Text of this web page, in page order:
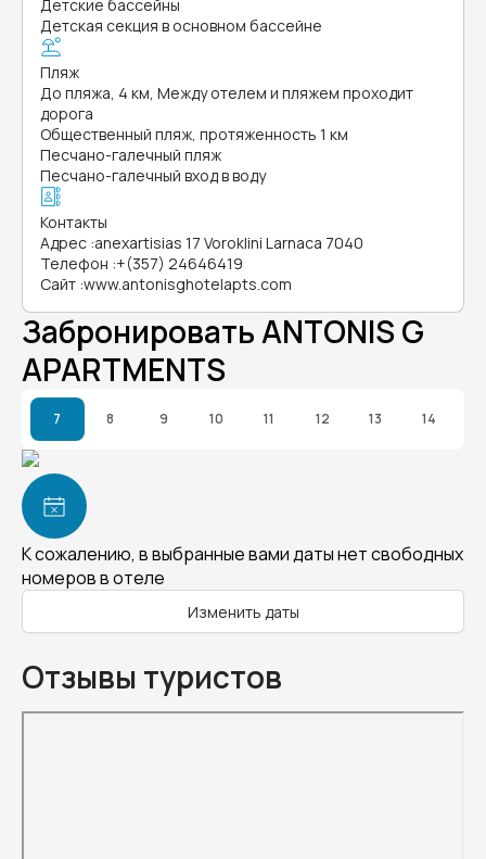
Детские бассейны
Детская секция в основном бассейне
Пляж
До пляжа, 4 км, Между отелем и пляжем проходит
дорога
Общественный пляж, протяженность 1 км
Песчано-галечный пляж
Песчано-галечный вход в воду
Контакты
Адрес :anexartisias 17 Voroklini Larnaca 7040
Телефон :+(357) 24646419
Сайт :www.antonisghotelapts.com
Забронировать ANTONIS G
APARTMENTS
7 8 9 10 11 12 13 14
К сожалению, в выбранные вами даты нет свободных
номеров в отеле
Изменить даты
Отзывы туристов